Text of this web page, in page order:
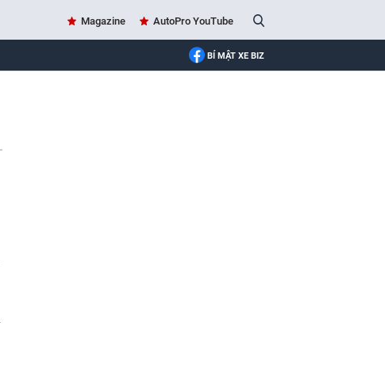
Magazine AutoPro YouTube
BÍ MẬT XE BIZ